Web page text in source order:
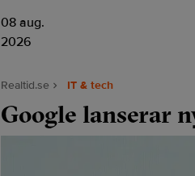
08 aug.
2026
Realtid.se IT & tech
Google lanserar